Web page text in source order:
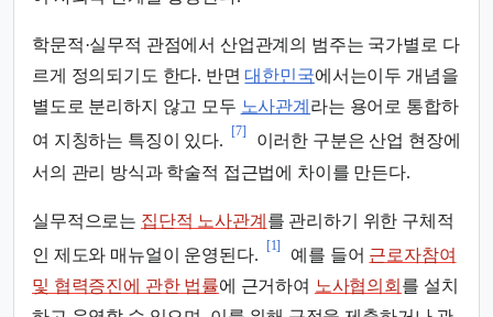
학문적·실무적 관점에서 산업관계의 범주는 국가별로 다
르게 정의되기도 한다. 반면대한민국에서는이두 개념을
별도로 분리하지 않고 모두 노사관계 라는 용어로 통합하
여 지칭하는 특징이 있다.
[7]
이러한 구분은 산업 현장에
서의 관리 방식과 학술적 접근법에 차이를 만든다.
실무적으로는 집단적 노사관계 를 관리하기 위한 구체적
인 제도와 매뉴얼이 운영된다.
[1]
예를 들어 근로자참여
및 협력증진에 관한 법률에 근거하여 노사협의회 를 설치